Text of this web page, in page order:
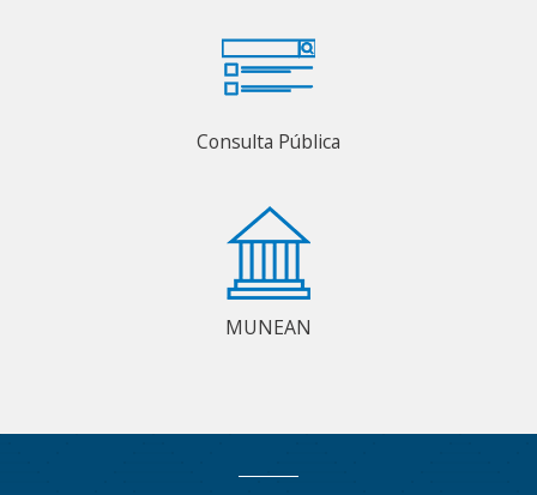
Consulta Pública
MUNEAN